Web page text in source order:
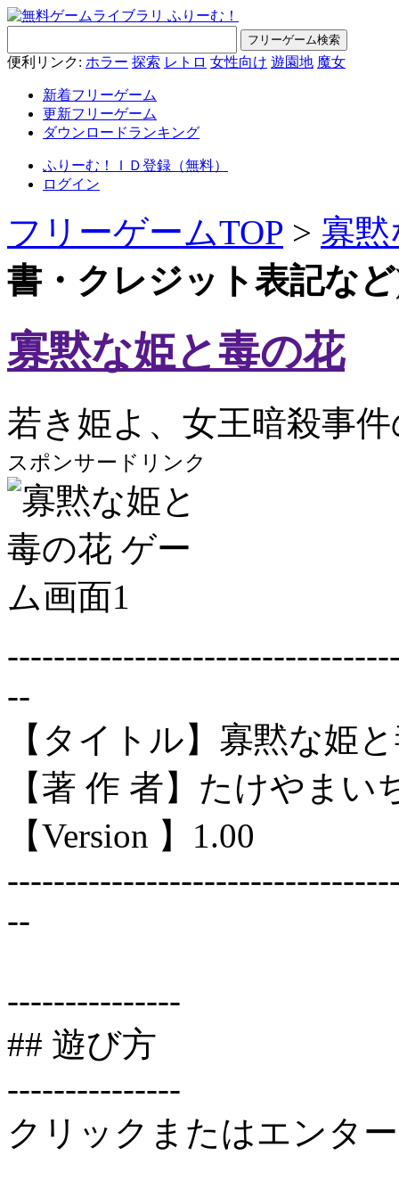
便利リンク: ホラー 探索 レトロ 女性向け 遊園地 魔女
新着フリーゲーム
更新フリーゲーム
ダウンロードランキング
ふりーむ！ＩＤ登録（無料）
ログイン
フリーゲームTOP > 寡
書・クレジット表記な
寡黙な姫と毒の花
若き姫よ、女王暗殺事
スポンサードリンク
--
【タイトル】寡黙な姫
【著 作 者】たけやまい
【Version 】1.00
--
---------------
## 遊び方
---------------
クリックまたはエンタ